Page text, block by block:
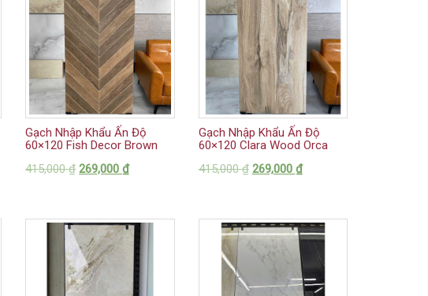
Gạch Nhập Khẩu Ấn Độ
60×120 Fish Decor Brown
415,000₫ 269,000₫
Gạch Nhập Khẩu Ấn Độ
60×120 Clara Wood Orca
415,000₫ 269,000 ₫